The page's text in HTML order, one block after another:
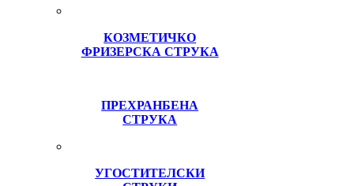
КОЗМЕТИЧКО
ФРИЗЕРСКА СТРУКА
ПРЕХРАНБЕНА
СТРУКА
УГОСТИТЕЛСКИ